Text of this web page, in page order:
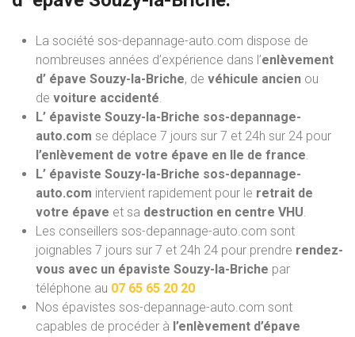
La société sos-depannage-auto.com dispose de
nombreuses années d’expérience dans l’enlèvement
d’ épave Souzy-la-Briche, de véhicule ancien ou
de voiture accidenté.
L’ épaviste Souzy-la-Briche sos-depannage-
auto.com se déplace 7 jours sur 7 et 24h sur 24 pour
l’enlèvement de votre épave en Ile de france.
L’ épaviste Souzy-la-Briche sos-depannage-
auto.com intervient rapidement pour le retrait de
votre épave et sa destruction en centre VHU.
Les conseillers sos-depannage-auto.com sont
joignables 7 jours sur 7 et 24h 24 pour prendre rendez-
vous avec un épaviste Souzy-la-Briche par
téléphone au 07 65 65 20 20
Nos épavistes sos-depannage-auto.com sont
capables de procéder à l’enlèvement d’épave